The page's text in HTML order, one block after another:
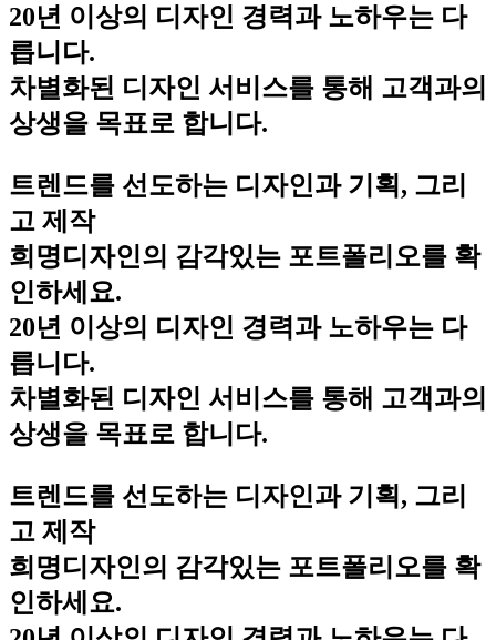
20년 이상의 디자인 경력과 노하우는 다
릅니다.
차별화된 디자인 서비스를 통해 고객과의
상생을 목표로 합니다.
트렌드를 선도하는 디자인과 기획, 그리
고 제작
희명디자인의 감각있는 포트폴리오를 확
인하세요.
20년 이상의 디자인 경력과 노하우는 다
릅니다.
차별화된 디자인 서비스를 통해 고객과의
상생을 목표로 합니다.
트렌드를 선도하는 디자인과 기획, 그리
고 제작
희명디자인의 감각있는 포트폴리오를 확
인하세요.